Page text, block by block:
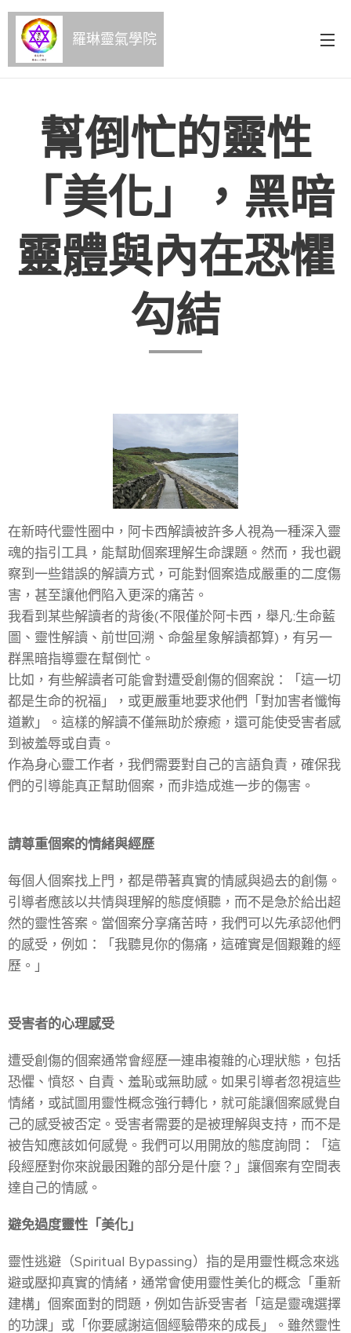
羅琳靈氣學院
幫倒忙的靈性
「美化」，黑暗
靈體與內在恐懼
勾結
在新時代靈性圈中，阿卡西解讀被許多人視為一種深入靈
魂的指引工具，能幫助個案理解生命課題。然而，我也觀
察到一些錯誤的解讀方式，可能對個案造成嚴重的二度傷
害，甚至讓他們陷入更深的痛苦。
我看到某些解讀者的背後(不限僅於阿卡西，舉凡:生命藍
圖、靈性解讀、前世回溯、命盤星象解讀都算)，有另一
群黑暗指導靈在幫倒忙。
比如，有些解讀者可能會對遭受創傷的個案說：「這一切
都是生命的祝福」，或更嚴重地要求他們「對加害者懺悔
道歉」。這樣的解讀不僅無助於療癒，還可能使受害者感
到被羞辱或自責。
作為身心靈工作者，我們需要對自己的言語負責，確保我
們的引導能真正幫助個案，而非造成進一步的傷害。
請尊重個案的情緒與經歷
每個人個案找上門，都是帶著真實的情感與過去的創傷。
引導者應該以共情與理解的態度傾聽，而不是急於給出超
然的靈性答案。當個案分享痛苦時，我們可以先承認他們
的感受，例如：「我聽見你的傷痛，這確實是個艱難的經
歷。」
受害者的心理感受
遭受創傷的個案通常會經歷一連串複雜的心理狀態，包括
恐懼、憤怒、自責、羞恥或無助感。如果引導者忽視這些
情緒，或試圖用靈性概念強行轉化，就可能讓個案感覺自
己的感受被否定。受害者需要的是被理解與支持，而不是
被告知應該如何感覺。我們可以用開放的態度詢問：「這
段經歷對你來說最困難的部分是什麼？」讓個案有空間表
達自己的情感。
避免過度靈性「美化」
靈性逃避（Spiritual Bypassing）指的是用靈性概念來逃
避或壓抑真實的情緒，通常會使用靈性美化的概念「重新
建構」個案面對的問題，例如告訴受害者「這是靈魂選擇
的功課」或「你要感謝這個經驗帶來的成長」。雖然靈性